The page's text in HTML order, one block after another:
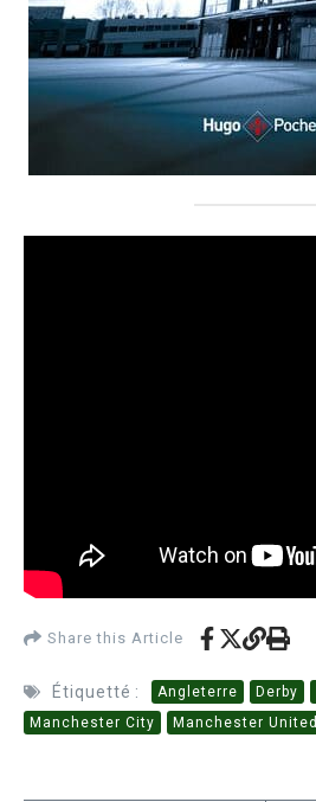
Share this Article
Étiquetté : Angleterre Derby
Manchester City
Manchester United